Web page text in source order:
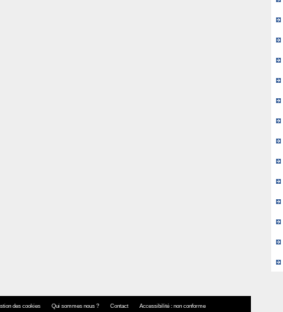
des cookies Qui sommes nous ? Contact Accessibilité : non conforme